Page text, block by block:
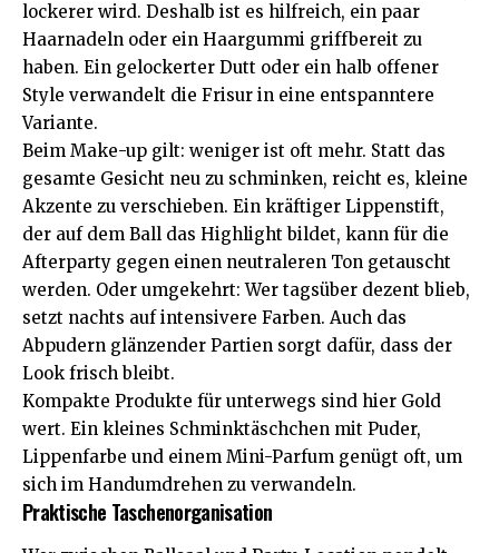
lockerer wird. Deshalb ist es hilfreich, ein paar
Haarnadeln oder ein Haargummi griffbereit zu
haben. Ein gelockerter Dutt oder ein halb offener
Style verwandelt die Frisur in eine entspanntere
Variante.
Beim Make-up gilt: weniger ist oft mehr. Statt das
gesamte Gesicht neu zu schminken, reicht es, kleine
Akzente zu verschieben. Ein kräftiger Lippenstift,
der auf dem Ball das Highlight bildet, kann für die
Afterparty gegen einen neutraleren Ton getauscht
werden. Oder umgekehrt: Wer tagsüber dezent blieb,
setzt nachts auf intensivere Farben. Auch das
Abpudern glänzender Partien sorgt dafür, dass der
Look frisch bleibt.
Kompakte Produkte für unterwegs sind hier Gold
wert. Ein kleines Schminktäschchen mit Puder,
Lippenfarbe und einem Mini-Parfum genügt oft, um
sich im Handumdrehen zu verwandeln.
Praktische Taschenorganisation